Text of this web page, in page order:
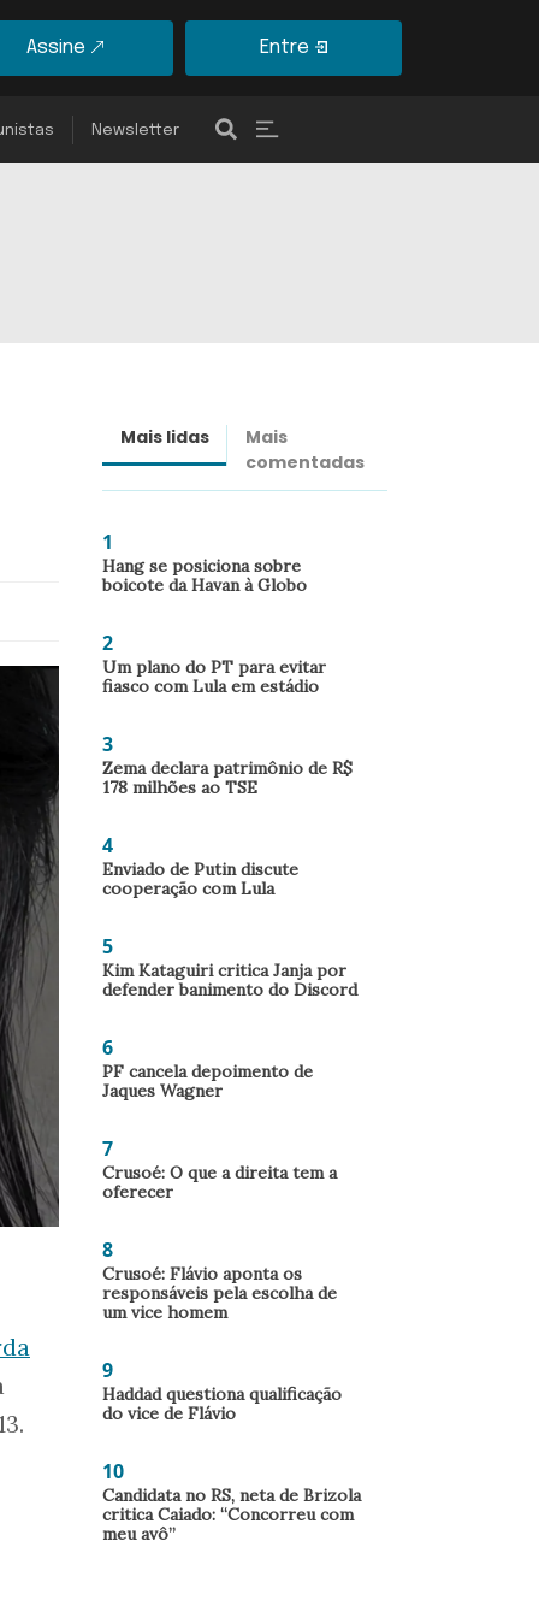
Assine Entre
Newsletter
Mais lidas
Mais
comentadas
1
Hang se posiciona sobre
boicote da Havan à Globo
2
Um plano do PT para evitar
fiasco com Lula em estádio
3
Zema declara patrimônio de R$
178 milhões ao TSE
4
Enviado de Putin discute
cooperação com Lula
5
Kim Kataguiri critica Janja por
defender banimento do Discord
6
PF cancela depoimento de
Jaques Wagner
7
Crusoé: O que a direita tem a
oferecer
8
Crusoé: Flávio aponta os
responsáveis pela escolha de
um vice homem
9
Haddad questiona qualificação
do vice de Flávio
10
Candidata no RS, neta de Brizola
critica Caiado: “Concorreu com
meu avô”